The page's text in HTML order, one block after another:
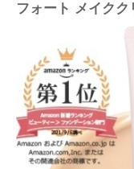
フォート メイクク